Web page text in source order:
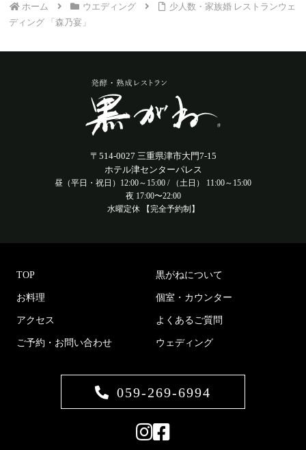
ホーム ウエディング
少人数・家族婚 レストランウェ
ディング 「森乃宴」
〒514-0027 三重県津市大門7-15
ホテル津センターパレス
昼（平日・祝日）12:00～15:00 / （土日） 11:00～15:00
夜 17:00〜22:00
水曜定休 【完全予約制】
TOP 黒がねについて
お料理 個室・カウンター
アクセス よくあるご質問
ご予約・お問い合わせ ウェディング
059-269-6994